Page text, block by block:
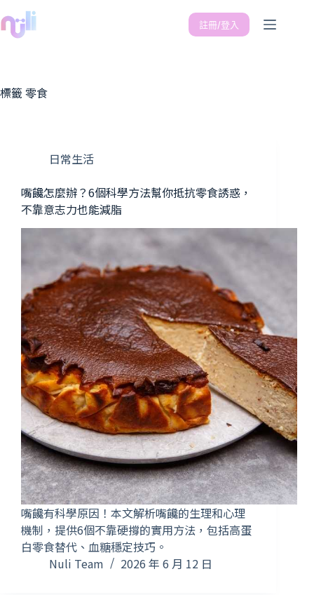
註冊/登入
標籤 零食
日常生活
嘴饞怎麼辦？6個科學方法幫你抵抗零食誘惑，
不靠意志力也能減脂
嘴饞有科學原因！本文解析嘴饞的生理和心理
機制，提供6個不靠硬撐的實用方法，包括高蛋
白零食替代、血糖穩定技巧。
Nuli Team
2026 年 6 月 12 日